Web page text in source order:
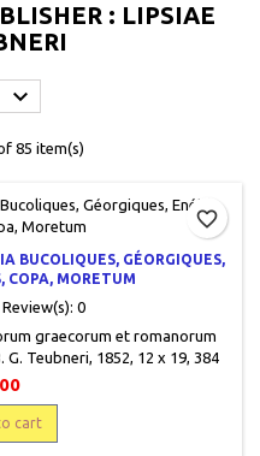
: LIPSIAE

85 item(s)
BUCOLIQUES, GÉORGIQUES,
COPA, MORETUM
Review(s): 0
graecorum et romanorum
Teubneri, 1852, 12 x 19, 384
bon état. Plats cartonnés
rousseurs.
cart
favorite_border